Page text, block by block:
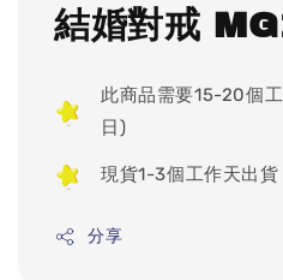
結婚對戒
此商品需要15-20個
日)
現貨1-3個工作天出貨
分享